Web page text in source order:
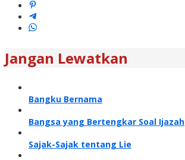
Jangan Lewatkan
Bangku Bernama
Bangsa yang Bertengkar Soal Ijazah
Sajak-Sajak tentang Lie